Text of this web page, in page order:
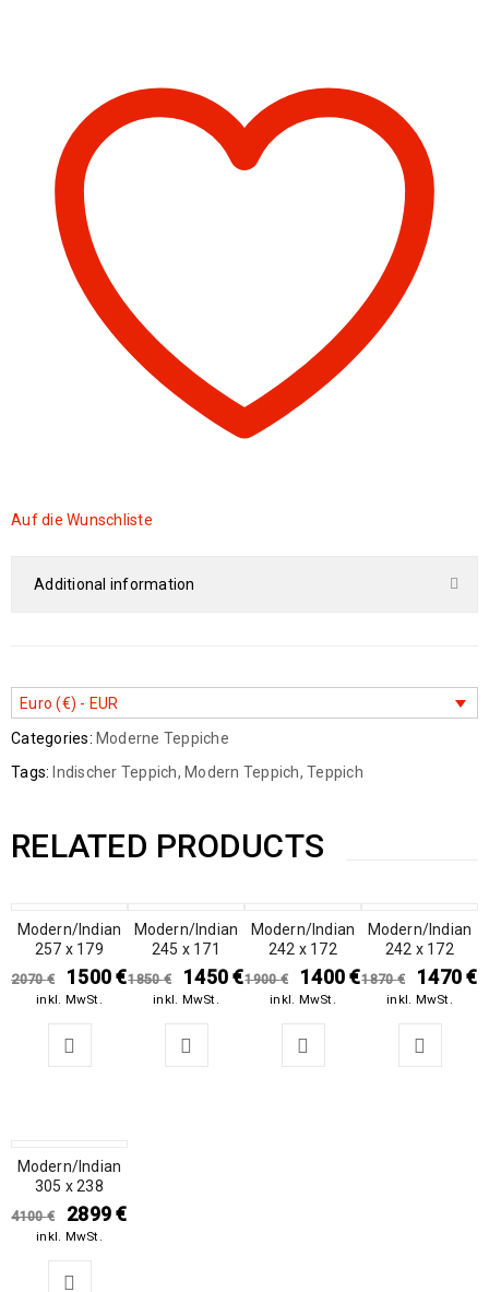
Auf die Wunschliste
Additional information
Euro (€) - EUR
Categories: Moderne Teppiche
Tags: Indischer Teppich, Modern Teppich, Teppich
RELATED PRODUCTS
SALE
Modern/Indian
257 x 179
2070€ 1500€
inkl. MwSt.
SALE
Modern/Indian
245 x 171
1850€ 1450€
inkl. MwSt.
SALE
Modern/Indian
242 x 172
1900€ 1400€
inkl. MwSt.
SALE
Modern/Indian
242 x 172
1870€ 1470€
inkl. MwSt.
SALE
Modern/Indian
305 x 238
4100€ 2899€
inkl. MwSt.